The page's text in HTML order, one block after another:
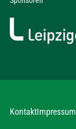
KontaktImpressum